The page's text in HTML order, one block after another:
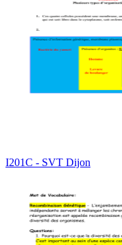
I201C - SVT Dijon